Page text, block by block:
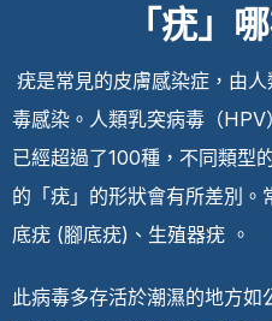
「疣」
疣是常見的皮膚感染症，由
毒感染。人類乳突病毒（
已經超過了100種，不同類型
的「疣」的形狀會有所差別。
底疣 (腳底疣)、生殖器疣 。
此病毒多存活於潮濕的地方如